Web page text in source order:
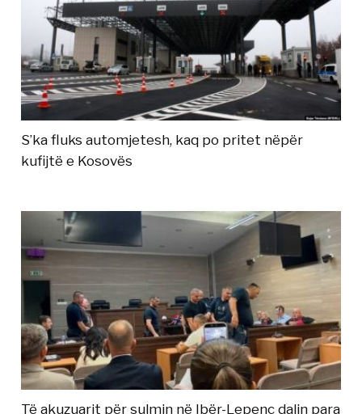
S’ka fluks automjetesh, kaq po pritet nëpër
kufijtë e Kosovës
Të akuzuarit për sulmin në Ibër-Lepenc dalin para